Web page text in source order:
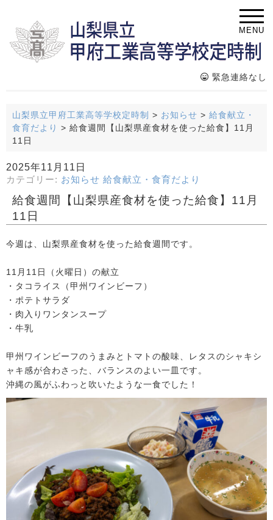
MENU
緊急連絡なし
山梨県立甲府工業高等学校定時制 > お知らせ > 給食献立・
食育だより > 給食週間【山梨県産食材を使った給食】11月
11日
2025年11月11日
カテゴリー: お知らせ 給食献立・食育だより
給食週間【山梨県産食材を使った給食】11月
11日
今週は、山梨県産食材を使った給食週間です。
11月11日（火曜日）の献立
・タコライス（甲州ワインビーフ）
・ポテトサラダ
・肉入りワンタンスープ
・牛乳
甲州ワインビーフのうまみとトマトの酸味、レタスのシャキシ
ャキ感が合わさった、バランスのよい一皿です。
沖縄の風がふわっと吹いたような一食でした！